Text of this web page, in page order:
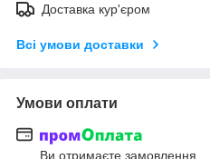
Доставка кур'єром
Всі умови доставки
Умови оплати
Ви отримаєте замовлення